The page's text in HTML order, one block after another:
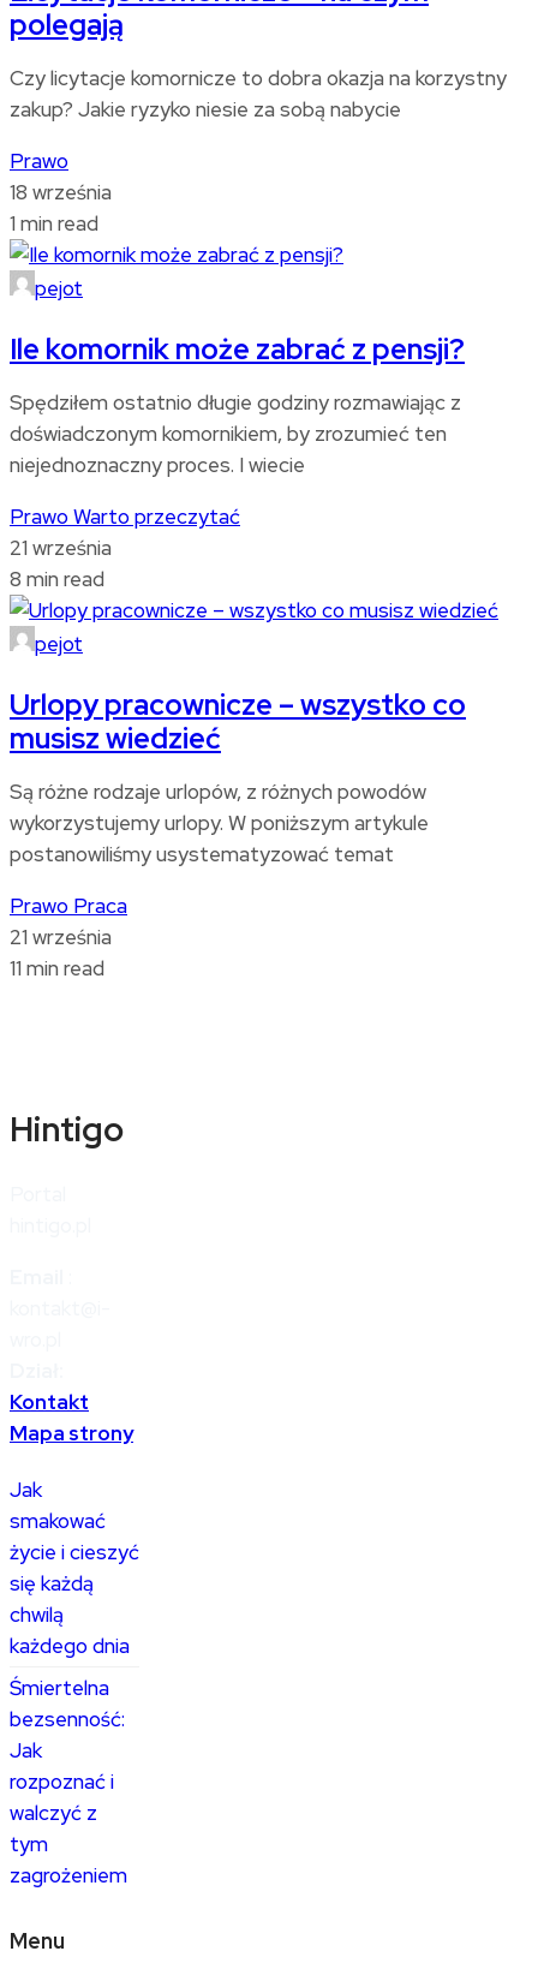
polegają
Czy licytacje komornicze to dobra okazja na korzystny
zakup? Jakie ryzyko niesie za sobą nabycie
Prawo
18 września
1 min read
pejot
Ile komornik może zabrać z pensji?
Spędziłem ostatnio długie godziny rozmawiając z
doświadczonym komornikiem, by zrozumieć ten
niejednoznaczny proces. I wiecie
PrawoWarto przeczytać
21 września
8 min read
pejot
Urlopy pracownicze – wszystko co
musisz wiedzieć
Są różne rodzaje urlopów, z różnych powodów
wykorzystujemy urlopy. W poniższym artykule
postanowiliśmy usystematyzować temat
Prawo Praca
21 września
11 min read
Hintigo
Kontakt
Mapa strony
Jak
smakować
życie i cieszyć
się każdą
chwilą
każdego dnia
Śmiertelna
bezsenność:
Jak
rozpoznać i
walczyć z
tym
zagrożeniem
Menu